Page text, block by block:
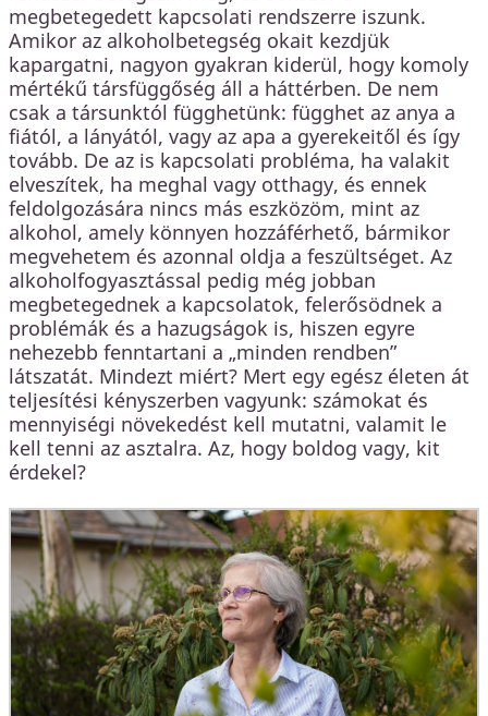
megbetegedett kapcsolati rendszerre iszunk.
Amikor az alkoholbetegség okait kezdjük
kapargatni, nagyon gyakran kiderül, hogy komoly
mértékű társfüggőség áll a háttérben. De nem
csak a társunktól függhetünk: függhet az anya a
fiától, a lányától, vagy az apa a gyerekeitől és így
tovább. De az is kapcsolati probléma, ha valakit
elveszítek, ha meghal vagy otthagy, és ennek
feldolgozására nincs más eszközöm, mint az
alkohol, amely könnyen hozzáférhető, bármikor
megvehetem és azonnal oldja a feszültséget. Az
alkoholfogyasztással pedig még jobban
megbetegednek a kapcsolatok, felerősödnek a
problémák és a hazugságok is, hiszen egyre
nehezebb fenntartani a „minden rendben”
látszatát. Mindezt miért? Mert egy egész életen át
teljesítési kényszerben vagyunk: számokat és
mennyiségi növekedést kell mutatni, valamit le
kell tenni az asztalra. Az, hogy boldog vagy, kit
érdekel?